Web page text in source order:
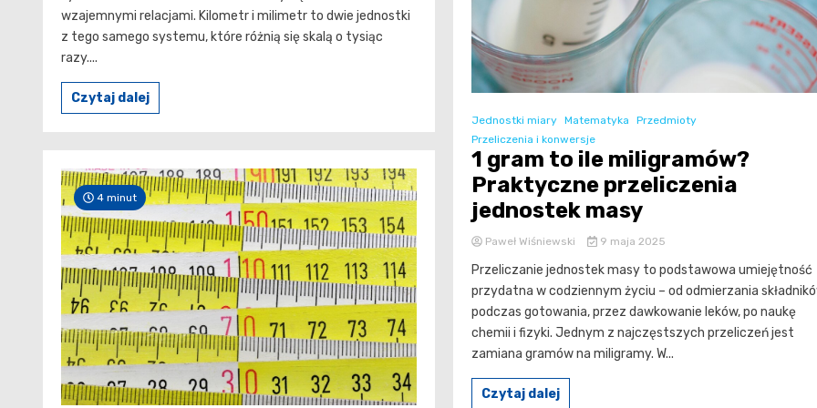
wzajemnymi relacjami. Kilometr i milimetr to dwie jednostki
z tego samego systemu, które różnią się skalą o tysiąc
razy....
Czytaj dalej
4 minut
Jednostki miary Matematyka
Przedmioty
Przeliczenia i konwersje
1 gram to ile miligramów?
Praktyczne przeliczenia
jednostek masy
Paweł Wiśniewski 9 maja 2025
Przeliczanie jednostek masy to podstawowa umiejętność
przydatna w codziennym życiu – od odmierzania
podczas gotowania, przez dawkowanie leków, po naukę
chemii i fizyki. Jednym z najczęstszych przeliczeń jest
zamiana gramów na miligramy. W...
Czytaj dalej